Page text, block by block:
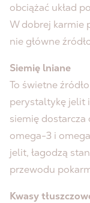
obciążać układ
W dobrej karmie
nie główne
Siemię lniane
To świetne
perystaltykę jelit
siemię dostarcza
omega-3 i
jelit, łagodzą
przewodu
Kwasy